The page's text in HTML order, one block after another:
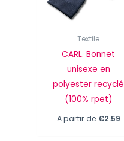
Textile
CARL. Bonnet
unisexe en
polyester recyclé
(100% rpet)
A partir de €2.59